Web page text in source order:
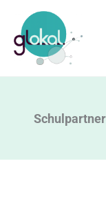
Inhalt
springen